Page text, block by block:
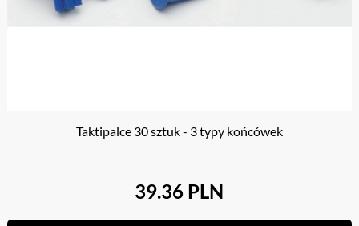
Taktipalce 30 sztuk - 3 typy końcówek
39.36 PLN